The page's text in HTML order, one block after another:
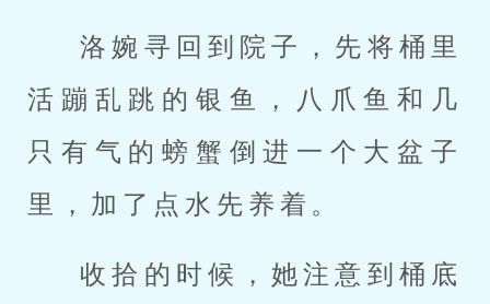
洛婉寻回到院子，先将桶里
活蹦乱跳的银鱼，八爪鱼和几
只有气的螃蟹倒进一个大盆子
里，加了点水先养着。
收拾的时候，她注意到桶底